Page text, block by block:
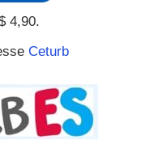
4,90.
Ceturb